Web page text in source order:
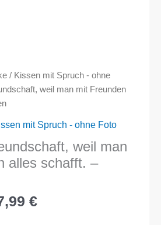
/ Kissen mit Spruch - ohne
weil man mit Freunden
mit Spruch - ohne Foto
weil man
alles schafft. –
€